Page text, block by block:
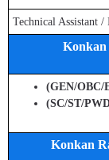
Technical Assistant /
Konkan
(GEN/OBC/
(SC/ST/
Konkan